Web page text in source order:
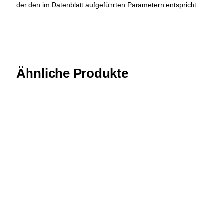
der den im Datenblatt aufgeführten Parametern entspricht.
Ähnliche Produkte